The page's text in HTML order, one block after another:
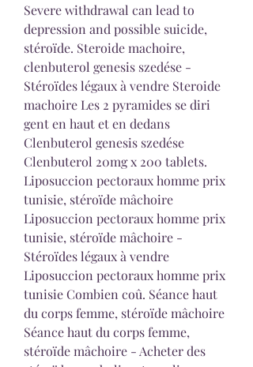
Severe withdrawal can lead to
depression and possible suicide,
stéroïde. Steroide machoire,
clenbuterol genesis szedése -
Stéroïdes légaux à vendre Steroide
machoire Les 2 pyramides se diri
gent en haut et en dedans
Clenbuterol genesis szedése
Clenbuterol 20mg x 200 tablets.
Liposuccion pectoraux homme prix
tunisie, stéroïde mâchoire
Liposuccion pectoraux homme prix
tunisie, stéroïde mâchoire -
Stéroïdes légaux à vendre
Liposuccion pectoraux homme prix
tunisie Combien coû. Séance haut
du corps femme, stéroïde mâchoire
Séance haut du corps femme,
stéroïde mâchoire - Acheter des